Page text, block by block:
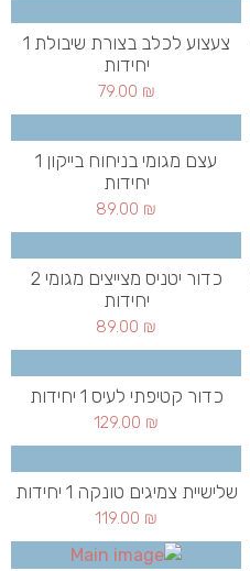
צעצוע לכלב בצורת שיבולת 1
יחידות
79.00 ₪
עצם מגומי בניחוח בייקון 1
יחידות
89.00 ₪
כדור יטניס מצייצים מגומי 2
יחידות
89.00 ₪
כדור קטיפתי לעיס 1 יחידות
129.00 ₪
שלישיית צמיגים טונקה 1 יחידות
119.00 ₪